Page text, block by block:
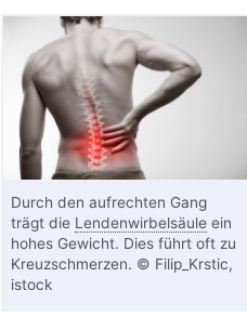
Durch den aufrechten Gang
trägt die Lendenwirbelsäuleein
hohes Gewicht. Dies führt oft zu
Kreuzschmerzen. © Filip_Krstic,
istock